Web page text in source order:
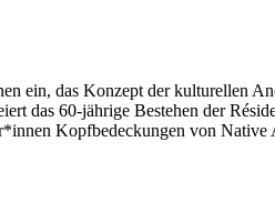
ein, das Konzept der kulturellen
das 60-jährige Bestehen der
Kopfbedeckungen von Native